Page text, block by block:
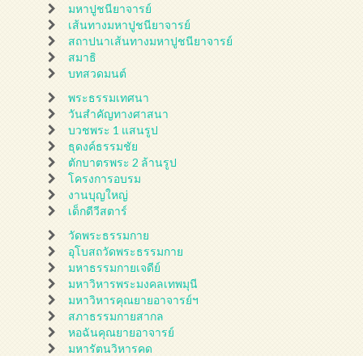
มหาปูชนียาจารย์
เส้นทางมหาปูชนียาจารย์
สถาปนาเส้นทางมหาปูชนียาจารย์
สมาธิ
บทสวดมนต์
พระธรรมเทศนา
วันสำคัญทางศาสนา
บวชพระ 1 แสนรูป
ธุดงค์ธรรมชัย
ตักบาตรพระ 2 ล้านรูป
โครงการอบรม
งานบุญใหญ่
เด็กดีวีสตาร์
วัดพระธรรมกาย
อุโบสถวัดพระธรรมกาย
มหาธรรมกายเจดีย์
มหาวิหารพระมงคลเทพมุนี
มหาวิหารคุณยายอาจารย์ฯ
สภาธรรมกายสากล
หอฉันคุณยายอาจารย์
มหารัตนวิหารคด